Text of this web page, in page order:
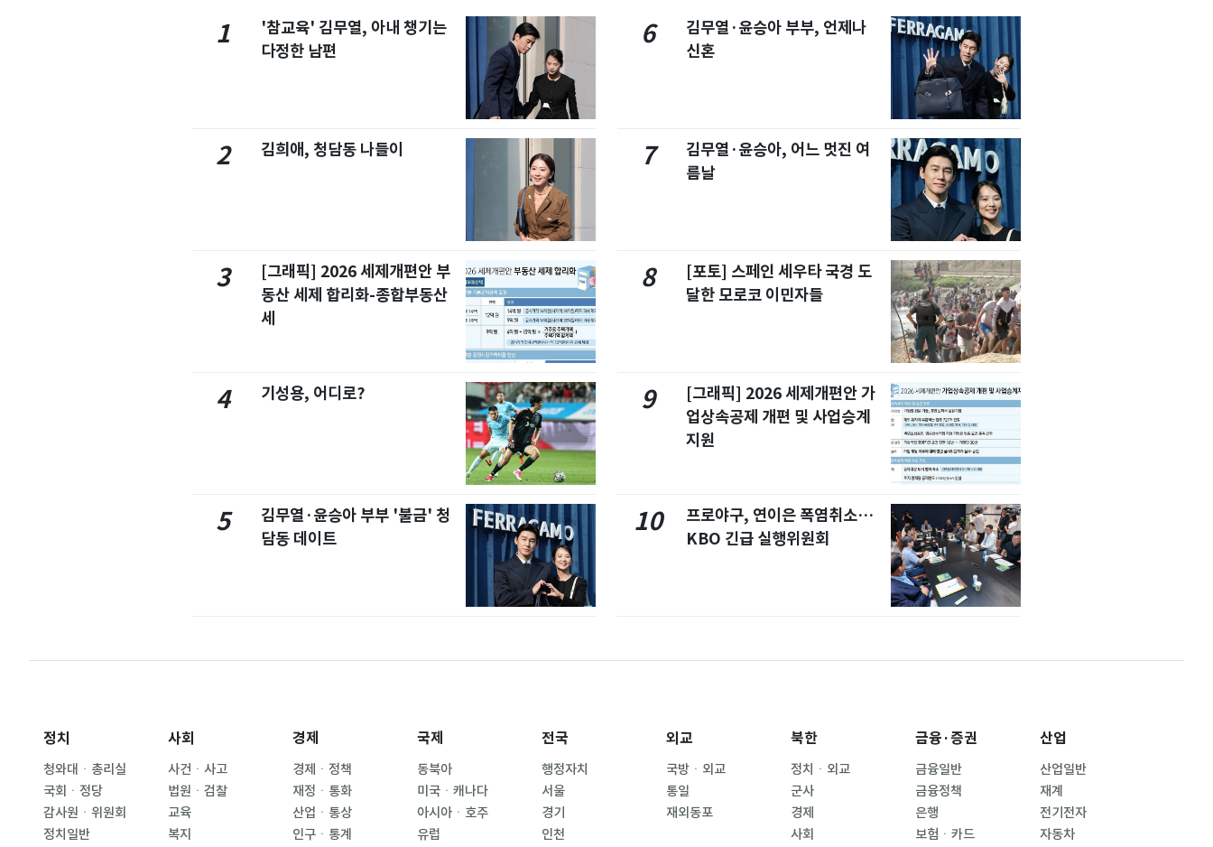
1
'참교육' 김무열, 아내 챙기는
다정한 남편
2 김희애, 청담동 나들이
3
[그래픽] 2026 세제개편안 부
동산 세제 합리화-종합부동산
세
4 기성용, 어디로?
5
김무열·윤승아 부부 '불금' 청
담동 데이트
6
김무열·윤승아 부부, 언제나
신혼
7
김무열·윤승아, 어느 멋진 여
름날
8
[포토] 스페인 세우타 국경 도
달한 모로코 이민자들
9
[그래픽] 2026 세제개편안 가
업상속공제 개편 및 사업승계
지원
10
프로야구, 연이은 폭염취소…
KBO 긴급 실행위원회
정치
청와대ㆍ총리실
국회ㆍ정당
감사원ㆍ위원회
정치일반
사회
사건ㆍ사고
법원ㆍ검찰
교육
복지
경제
경제ㆍ정책
재정ㆍ통화
산업ㆍ통상
인구ㆍ통계
국제
동북아
미국ㆍ캐나다
아시아ㆍ호주
유럽
전국
행정자치
서울
경기
인천
외교
국방ㆍ외교
통일
재외동포
북한
정치ㆍ외교
군사
경제
사회
금융·증권
금융일반
금융정책
은행
보험ㆍ카드
산업
산업일반
재계
전기전자
자동차